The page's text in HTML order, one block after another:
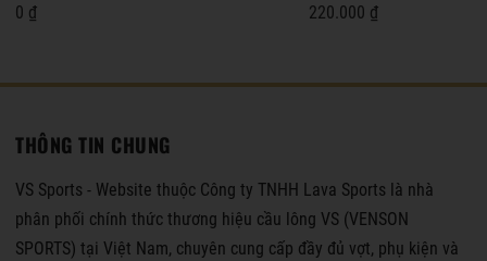
0 ₫ 220.000 ₫
THÔNG TIN CHUNG
VS Sports - Website thuộc Công ty TNHH Lava Sports là nhà
phân phối chính thức thương hiệu cầu lông VS (VENSON
SPORTS) tại Việt Nam, chuyên cung cấp đầy đủ vợt, phụ kiện và